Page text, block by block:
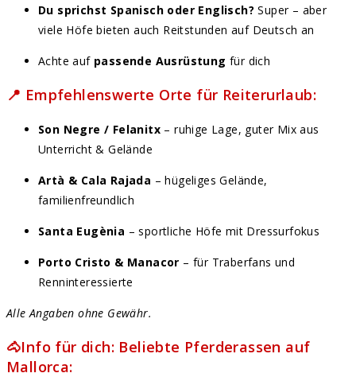
Du sprichst Spanisch oder Englisch? Super – aber
viele Höfe bieten auch Reitstunden auf Deutsch an
Achte auf passende Ausrüstung für dich
📍 Empfehlenswerte Orte für Reiterurlaub:
Son Negre / Felanitx – ruhige Lage, guter Mix aus
Unterricht & Gelände
Artà & Cala Rajada – hügeliges Gelände,
familienfreundlich
Santa Eugènia – sportliche Höfe mit Dressurfokus
Porto Cristo & Manacor – für Traberfans und
Renninteressierte
Alle Angaben ohne Gewähr.
🐴Info für dich: Beliebte Pferderassen auf
Mallorca: